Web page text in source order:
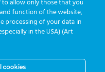
Service Tech
allow only those that you
function of the website,
processing of your data in
in the USA) (Art
cookies